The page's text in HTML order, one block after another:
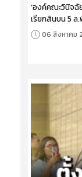
‘องค์คณะวินิจฉั
เรียกสินบน 5 ล
06 สิงหาคม